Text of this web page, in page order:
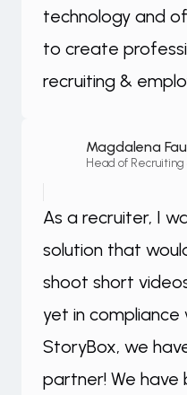
technology and
to create
recruiting &
Magdalena
Head of
As a recruiter, I
solution that
shoot short
yet in compliance
StoryBox, we
partner! We